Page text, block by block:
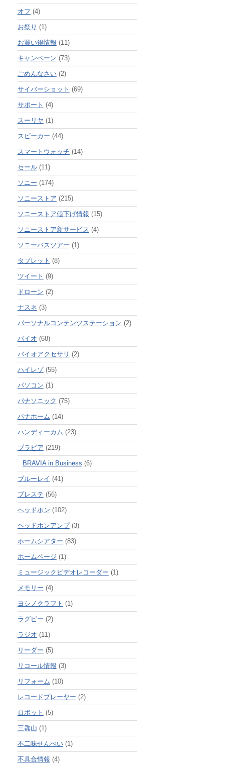
オフ (4)
お祭り (1)
お買い得情報 (11)
キャンペーン (73)
ごめんなさい(2)
サイバーショット (69)
サポート (4)
スーリヤ (1)
スピーカー (44)
スマートウォッチ (14)
セール(11)
ソニー (174)
ソニーストア (215)
ソニーストア値下げ情報 (15)
ソニーストア新サービス (4)
ソニーバスツアー (1)
タブレット (8)
ツイート (9)
ドローン (2)
ナスネ (3)
パーソナルコンテンツステーション (2)
バイオ (68)
バイオアクセサリ (2)
ハイレゾ(55)
パソコン (1)
パナソニック (75)
パナホーム (14)
ハンディーカム (23)
ブラビア (219)
BRAVIA in Business (6)
ブルーレイ (41)
プレステ (56)
ヘッドホン (102)
ヘッドホンアンプ(3)
ホームシアター (83)
ホームページ (1)
ミュージックビデオレコーダー (1)
メモリー (4)
ヨシノクラフト (1)
ラグビー (2)
ラジオ (11)
リーダー (5)
リコール情報 (3)
リフォーム (10)
レコードプレーヤー (2)
ロボット (5)
三毳山 (1)
不二味せんべい(1)
不具合情報 (4)